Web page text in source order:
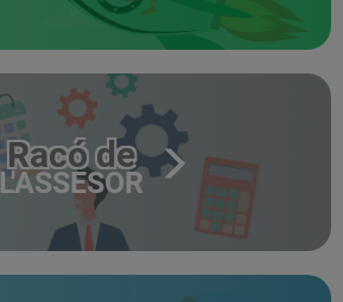
Racó de
L'ASSESOR